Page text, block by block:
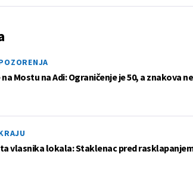
Mostu na Adi: Ograničenje je 50, a znakova
vlasnika lokala: Staklenac pred